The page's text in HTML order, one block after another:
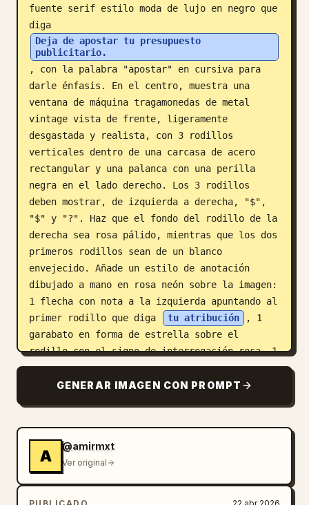
fuente serif estilo moda de lujo en negro que
diga
Deja de apostar tu presupuesto
publicitario.
, con la palabra "apostar" en cursiva para
darle énfasis. En el centro, muestra una
ventana de máquina tragamonedas de metal
vintage vista de frente, ligeramente
desgastada y realista, con 3 rodillos
verticales dentro de una carcasa de acero
rectangular y una palanca con una perilla
negra en el lado derecho. Los 3 rodillos
deben mostrar, de izquierda a derecha, "$",
"$" y "?". Haz que el fondo del rodillo de la
derecha sea rosa pálido, mientras que los dos
primeros rodillos sean de un blanco
envejecido. Añade un estilo de anotación
dibujado a mano en rosa neón sobre la imagen:
1 flecha con nota a la izquierda apuntando al
primer rodillo que diga
tu atribución
, 1
garabato en forma de estrella sobre el
rodillo con el signo de interrogación rosa, 1
flecha desde el rodillo con el signo de
interrogación hacia una nota rodeada a la
del texto. Debajo de la máquina tragamonedas,
centra un párrafo corto en fuente sans-serif
en negro que diga
Mira qué campañas generan ingresos, no solo
GENERAR IMAGEN CON PROMPT
A
@amirmxt
Ver original